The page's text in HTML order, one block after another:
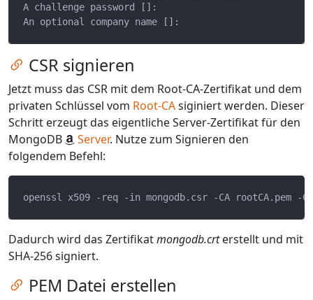
A challenge password []:
Zum Kapitel springen
CSR signieren
Jetzt muss das CSR mit dem Root-CA-Zertifikat und dem
privaten Schlüssel vom Root-CAsiginiert werden. Dieser
Schritt erzeugt das eigentliche Server-Zertifikat für den
MongoDB
Server. Nutze zum Signieren den
folgendem Befehl:
Dadurch wird das Zertifikatmongodb.crterstellt und mit
SHA-256 signiert.
Zum Kapitel springen
PEM Datei erstellen